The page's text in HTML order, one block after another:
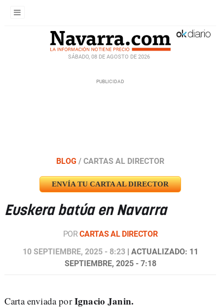
SÁBADO, 08 DE AGOSTO DE 2026
BLOG / CARTAS AL DIRECTOR
ENVÍA TU CARTA AL DIRECTOR
Euskera batúa en Navarra
PORCARTAS AL DIRECTOR
10 SEPTIEMBRE, 2025 - 8:23| ACTUALIZADO: 11
SEPTIEMBRE, 2025 - 7:18
Carta enviada porIgnacio Janin.